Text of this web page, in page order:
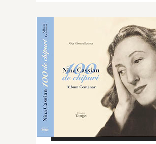
CAUTĂ ÎN SITE